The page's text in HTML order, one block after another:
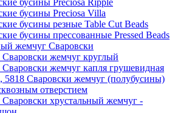
бусины Preciosa Ripple
бусины Preciosa Villa
бусины резные Table Cut Beads
бусины прессованные Pressed Beads
жемчуг Сваровски
Сваровски жемчуг круглый
Сваровски жемчуг капля грушевидная
5818 Сваровски жемчуг (полубусины)
отверстием
Сваровски хрустальный жемчуг -